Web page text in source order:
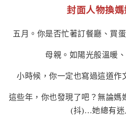
封面人物換媽
五月。你是否忙著訂餐廳、買
母親。如陽光般溫暖
小時候，你一定也寫過這道作
這些年，你也發現了吧？無論媽
(抖)…她總有迷